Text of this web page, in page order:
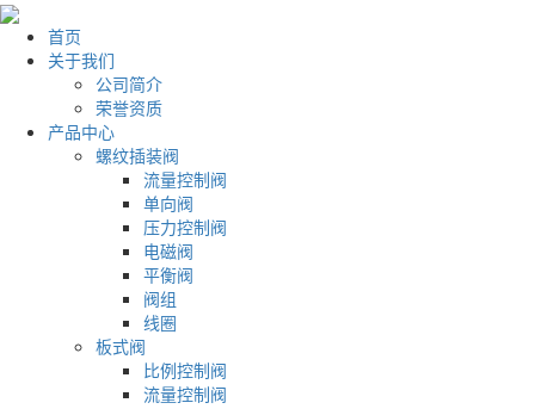
首页
关于我们
公司简介
荣誉资质
产品中心
螺纹插装阀
流量控制阀
单向阀
压力控制阀
电磁阀
平衡阀
阀组
线圈
板式阀
比例控制阀
流量控制阀